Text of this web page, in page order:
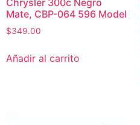
Chrysler 300c Negro
Mate, CBP-064 596 Model
$349.00
Añadir al carrito